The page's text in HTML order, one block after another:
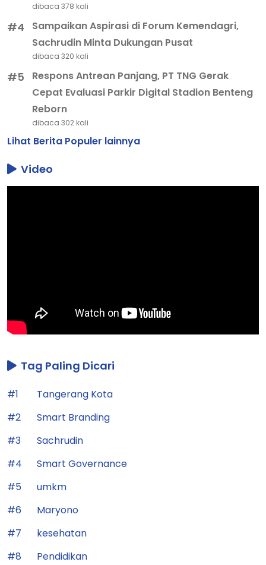
dibaca 378 kali
#4
Sampaikan Aspirasi di Forum Kemendagri,
Sachrudin Minta Dukungan Pusat
dibaca 320 kali
#5
Respons Antrean Panjang, PT TNG Gerak
Cepat Evaluasi Parkir Digital Stadion Benteng
Reborn
dibaca 302 kali
Lihat Berita Populer lainnya
Video
Tag Paling Dicari
#1
Tangerang Kota
#2
Smart Branding
#3
Sachrudin
#4
Smart Governance
#5
umkm
#6
Maryono
#7
kesehatan
#8
Pendidikan